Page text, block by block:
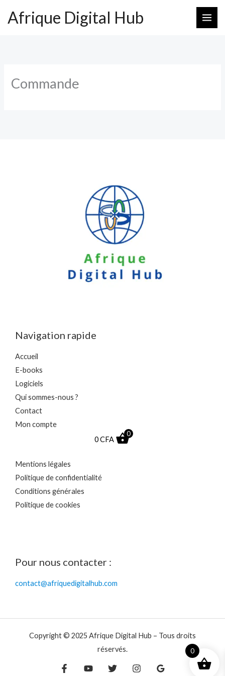
Afrique Digital Hub
Commande
Navigation rapide
Accueil
E-books
Logiciels
Qui sommes-nous ?
Contact
Mon compte
0CFA
0
Mentions légales
Politique de confidentialité
Conditions générales
Politique de cookies
Pour nous contacter :
contact@afriquedigitalhub.com
Copyright © 2025 Afrique Digital Hub – Tous droits
réservés.
0